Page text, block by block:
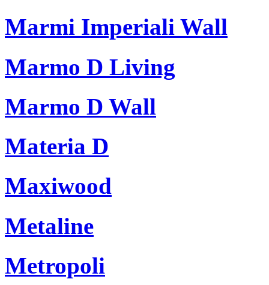
Marmi Imperiali Wall
Marmo D Living
Marmo D Wall
Materia D
Maxiwood
Metaline
Metropoli